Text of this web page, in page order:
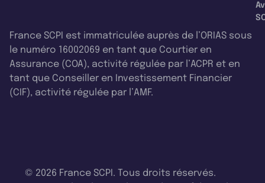
France SCPI est immatriculée auprès de l’ORIAS sous
le numéro 16002069 en tant que Courtier en
Assurance (COA), activité régulée par l’ACPR et en
tant que Conseiller en Investissement Financier
(CIF), activité régulée par l’AMF.
© 2026 France SCPI. Tous droits réservés.